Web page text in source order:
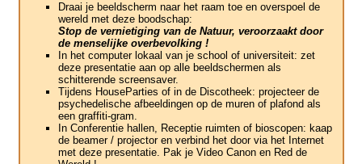
Draai je beeldscherm naar het raam toe en overspoel de
wereld met deze boodschap:
Stop de vernietiging van de Natuur, veroorzaakt door
de menselijke overbevolking !
In het computer lokaal van je school of universiteit: zet
deze presentatie aan op alle beeldschermen als
schitterende screensaver.
Tijdens HouseParties of in de Discotheek: projecteer de
psychedelische afbeeldingen op de muren of plafond als
een graffiti-gram.
In Conferentie hallen, Receptie ruimten of bioscopen: kaap
de beamer / projector en verbind het door via het Internet
met deze presentatie. Pak je Video Canon en Red de